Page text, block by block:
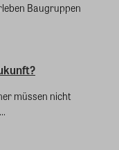
Baugruppen
müssen nicht